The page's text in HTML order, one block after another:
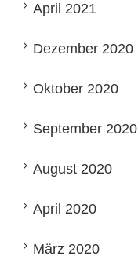
April 2021
Dezember 2020
Oktober 2020
September 2020
August 2020
April 2020
März 2020